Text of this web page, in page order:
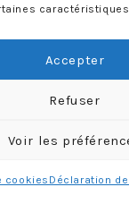
Accepter
Refuser
Voir les
cookies Déclaration